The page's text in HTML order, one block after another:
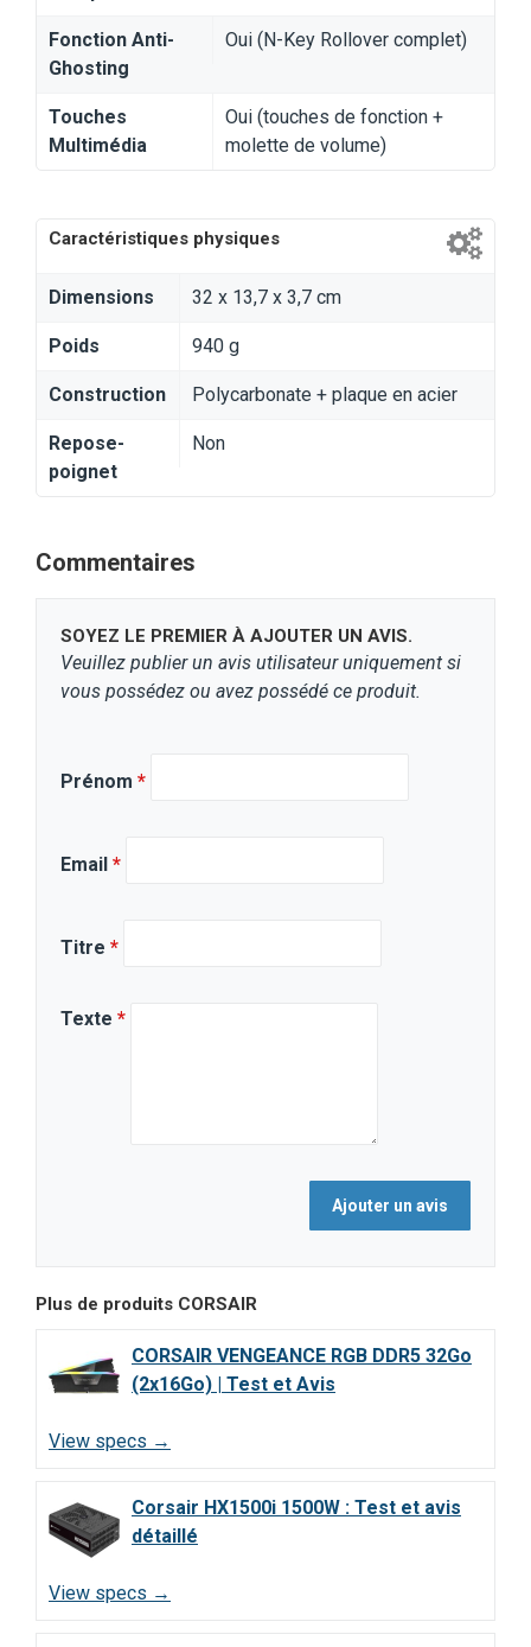
Fonction Anti-
Ghosting
Oui (N-Key Rollover complet)
Touches
Multimédia
Oui (touches de fonction +
molette de volume)
Caractéristiques physiques
Dimensions 32 x 13,7 x 3,7 cm
Poids 940 g
Construction Polycarbonate + plaque en acier
Repose-
poignet
Non
Commentaires
SOYEZ LE PREMIER À AJOUTER UN AVIS.
Veuillez publier un avis utilisateur uniquement si
vous possédez ou avez possédé ce produit.
Prénom *
Email *
Titre *
Texte *
Plus de produits CORSAIR
CORSAIR VENGEANCE RGB DDR5 32Go
(2x16Go) | Test et Avis
View specs →
Corsair HX1500i 1500W : Test et avis
détaillé
View specs →